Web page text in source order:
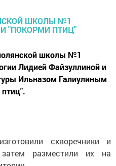
школы №1
Лидией Файзуллиной и
Ильназом Галиулиным
скворечники и
разместили их на